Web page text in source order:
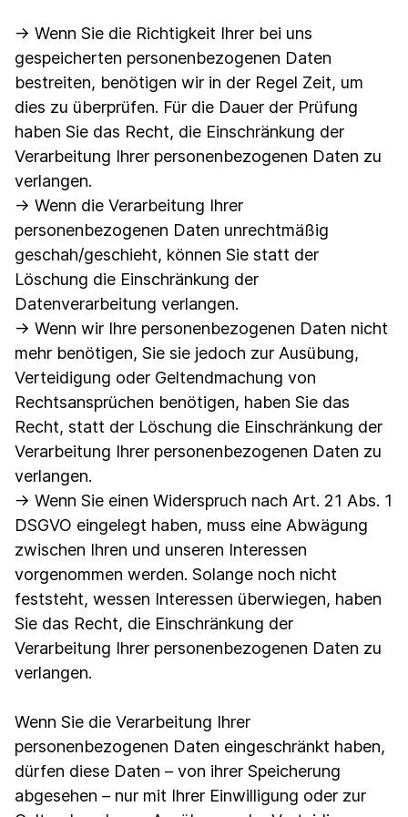
→ Wenn Sie die Richtigkeit Ihrer bei uns
gespeicherten personenbezogenen Daten
bestreiten, benötigen wir in der Regel Zeit, um
dies zu überprüfen. Für die Dauer der Prüfung
haben Sie das Recht, die Einschränkung der
Verarbeitung Ihrer personenbezogenen Daten zu
verlangen.
→ Wenn die Verarbeitung Ihrer
personenbezogenen Daten unrechtmäßig
geschah/geschieht, können Sie statt der
Löschung die Einschränkung der
Datenverarbeitung verlangen.
→ Wenn wir Ihre personenbezogenen Daten nicht
mehr benötigen, Sie sie jedoch zur Ausübung,
Verteidigung oder Geltendmachung von
Rechtsansprüchen benötigen, haben Sie das
Recht, statt der Löschung die Einschränkung der
Verarbeitung Ihrer personenbezogenen Daten zu
verlangen.
→ Wenn Sie einen Widerspruch nach Art. 21 Abs. 1
DSGVO eingelegt haben, muss eine Abwägung
zwischen Ihren und unseren Interessen
vorgenommen werden. Solange noch nicht
feststeht, wessen Interessen überwiegen, haben
Sie das Recht, die Einschränkung der
Verarbeitung Ihrer personenbezogenen Daten zu
verlangen.
Wenn Sie die Verarbeitung Ihrer
personenbezogenen Daten eingeschränkt haben,
dürfen diese Daten – von ihrer Speicherung
abgesehen – nur mit Ihrer Einwilligung oder zur